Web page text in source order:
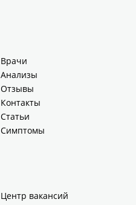
Врачи
Анализы
Отзывы
Контакты
Статьи
Симптомы
Центр вакансий